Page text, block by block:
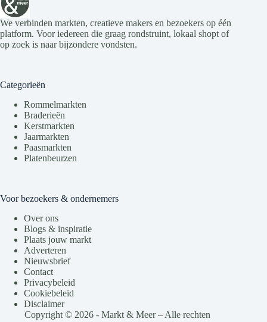
We verbinden markten, creatieve makers en bezoekers op één
platform. Voor iedereen die graag rondstruint, lokaal shopt of
op zoek is naar bijzondere vondsten.
Categorieën
Rommelmarkten
Braderieën
Kerstmarkten
Jaarmarkten
Paasmarkten
Platenbeurzen
Voor bezoekers & ondernemers
Over ons
Blogs & inspiratie
Plaats jouw markt
Adverteren
Nieuwsbrief
Contact
Privacybeleid
Cookiebeleid
Disclaimer
Copyright © 2026 - Markt & Meer – Alle rechten